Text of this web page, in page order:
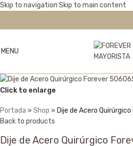
Skip to navigation Skip to main content
MENU
Click to enlarge
Portada » Shop » Dije de Acero
Back to products
Dije de Acero Quirúrgico